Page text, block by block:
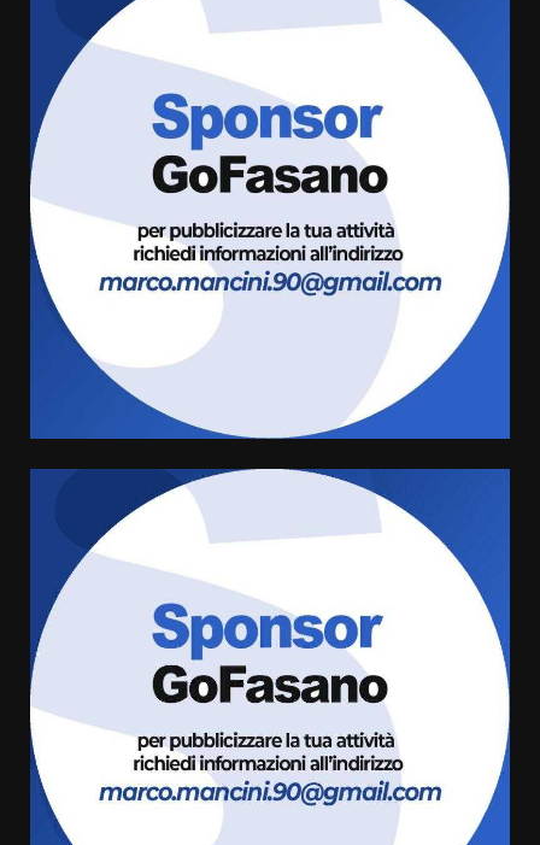
Fasanese ferito a colpi di arma
da fuoco
6 Agosto 2026 18:13
Carta d’identità: continua il piano
di aperture straordinarie del
Comune di Fasano
Grazia Neglia, coordinatrice
cittadina di Fratelli d’Italia,
pronta a tornare in Consiglio
comunale
6 Agosto 2026 08:00
Cura dei beni comuni e
cittadinanza attiva: online
l’avviso per la gestione
condivisa della Villetta di
Laureto
La magia del Minareto e la prima
assoluta de “L’Albergo
Belvedere. Il rapimento”
6 Agosto 2026 06:15